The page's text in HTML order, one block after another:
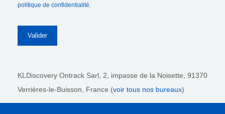
politique de confidentialité
KLDiscovery Ontrack Sarl, 2, impasse de la Noisette, 91370
Verrières-le-Buisson, France (voir tous nos bureaux)